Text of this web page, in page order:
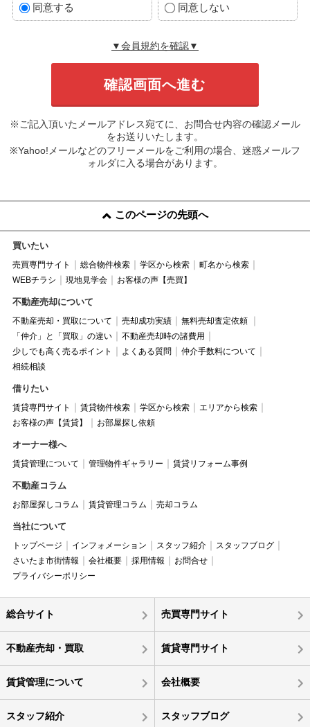
同意する 同意しない
▼会員規約を確認▼
※ご記入頂いたメールアドレス宛てに、お問合せ内容の確認メール
をお送りいたします。
※Yahoo!メールなどのフリーメールをご利用の場合、迷惑メールフ
ォルダに入る場合があります。
このページの先頭へ
買いたい
売買専門サイト 総合物件検索 学区から検索
町名から検索
WEBチラシ
現地見学会 お客様の声【売買】
不動産売却について
不動産売却・買取について 売却成功実績
無料売却査定依頼
「仲介」と「買取」の違い
不動産売却時の諸費用
少しでも高く売るポイント
よくある質問
仲介手数料について
相続相談
借りたい
賃貸専門サイト 賃貸物件検索 学区から検索
エリアから検索
お客様の声【賃貸】
お部屋探し依頼
オーナー様へ
賃貸管理について 管理物件ギャラリー 賃貸リフォーム事例
不動産コラム
お部屋探しコラム 賃貸管理コラム 売却コラム
当社について
トップページ インフォメーション スタッフ紹介
スタッフブログ
さいたま市街情報
会社概要 採用情報
お問合せ
プライバシーポリシー
総合サイト 売買専門サイト
不動産売却・買取 賃貸専門サイト
賃貸管理について 会社概要
スタッフ紹介 スタッフブログ